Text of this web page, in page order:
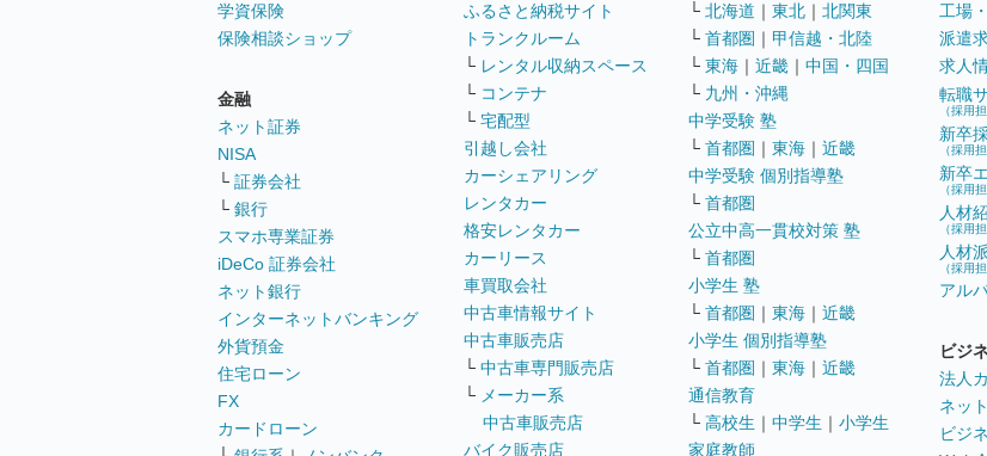
学資保険
保険相談ショップ
金融
ネット証券
NISA
└ 証券会社
└ 銀行
スマホ専業証券
iDeCo 証券会社
ネット銀行
インターネットバンキング
外貨預金
住宅ローン
FX
カードローン
ふるさと納税サイト
トランクルーム
└ レンタル収納スペース
└ コンテナ
└ 宅配型
引越し会社
カーシェアリング
レンタカー
格安レンタカー
カーリース
車買取会社
中古車情報サイト
中古車販売店
└ 中古車専門販売店
└ メーカー系
中古車販売店
バイク販売店
└ 北海道 ｜ 東北 ｜ 北関東
└ 首都圏 ｜ 甲信越・北陸
└ 東海 ｜ 近畿 ｜ 中国・四国
└ 九州・沖縄
中学受験 塾
└ 首都圏 ｜ 東海 ｜ 近畿
中学受験 個別指導塾
└ 首都圏
公立中高一貫校対策 塾
└ 首都圏
小学生 塾
└ 首都圏 ｜ 東海 ｜ 近畿
小学生 個別指導塾
└ 首都圏 ｜ 東海 ｜ 近畿
通信教育
└ 高校生 ｜ 中学生 ｜ 小学生
家庭教師
工場
派遣
求人
転職
（採用
新卒
（採用
新卒
（採用
人材
（採用
人材
（採用
アル
ビジ
法人
ネッ
ビジ